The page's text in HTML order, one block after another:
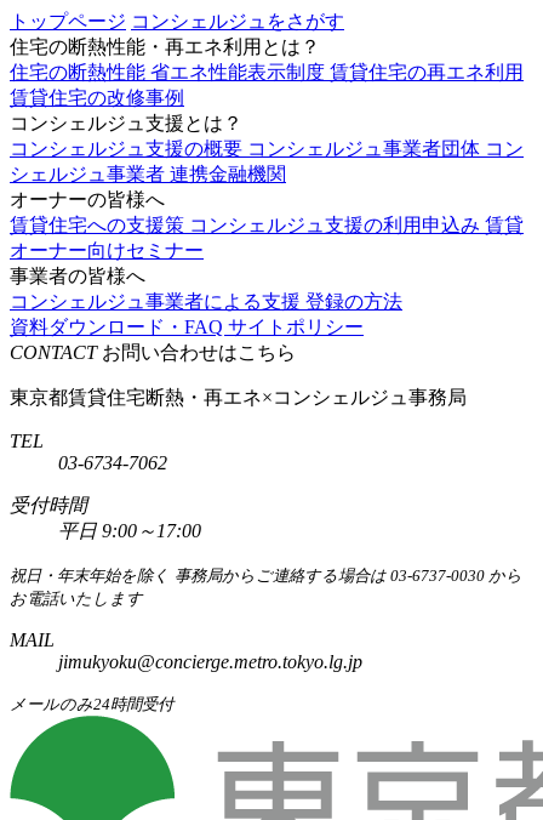
トップページ コンシェルジュをさがす
住宅の断熱性能・再エネ利用とは？
住宅の断熱性能 省エネ性能表示制度 賃貸住宅の再エネ利用
賃貸住宅の改修事例
コンシェルジュ支援とは？
コンシェルジュ支援の概要 コンシェルジュ事業者団体 コン
シェルジュ事業者 連携金融機関
オーナーの皆様へ
賃貸住宅への支援策 コンシェルジュ支援の利用申込み 賃貸
オーナー向けセミナー
事業者の皆様へ
コンシェルジュ事業者による支援 登録の方法
資料ダウンロード・FAQ サイトポリシー
CONTACT お問い合わせはこちら
東京都賃貸住宅断熱・再エネ×コンシェルジュ事務局
TEL
03-6734-7062
受付時間
平日 9:00～17:00
祝日・年末年始を除く 事務局からご連絡する場合は 03-6737-0030 から
お電話いたします
MAIL
jimukyoku@concierge.metro.tokyo.lg.jp
メールのみ24時間受付